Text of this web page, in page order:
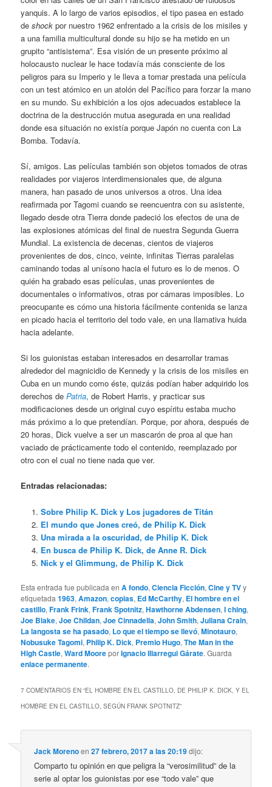
yanquis. A lo largo de varios episodios, el tipo pasea en estado
deshock por nuestro 1962 enfrentado a la crisis de los misiles y
a una familia multicultural donde su hijo se ha metido en un
grupito “antisistema”. Esa visión de un presente próximo al
holocausto nuclear le hace todavía más consciente de los
peligros para su Imperio y le lleva a tomar prestada una película
con un test atómico en un atolón del Pacífico para forzar la mano
en su mundo. Su exhibición a los ojos adecuados establece la
doctrina de la destrucción mutua asegurada en una realidad
donde esa situación no existía porque Japón no cuenta con La
Bomba. Todavía.
Sí, amigos. Las películas también son objetos tomados de otras
realidades por viajeros interdimensionales que, de alguna
manera, han pasado de unos universos a otros. Una idea
reafirmada por Tagomi cuando se reencuentra con su asistente,
llegado desde otra Tierra donde padeció los efectos de una de
las explosiones atómicas del final de nuestra Segunda Guerra
Mundial. La existencia de decenas, cientos de viajeros
provenientes de dos, cinco, veinte, infinitas Tierras paralelas
caminando todas al unísono hacia el futuro es lo de menos. O
quién ha grabado esas películas, unas provenientes de
documentales o informativos, otras por cámaras imposibles. Lo
preocupante es cómo una historia fácilmente contenida se lanza
en picado hacia el territorio del todo vale, en una llamativa huida
hacia adelante.
Si los guionistas estaban interesados en desarrollar tramas
alrededor del magnicidio de Kennedy y la crisis de los misiles en
Cuba en un mundo como éste, quizás podían haber adquirido los
derechos dePatria, de Robert Harris, y practicar sus
modificaciones desde un original cuyo espíritu estaba mucho
más próximo a lo que pretendían. Porque, por ahora, después de
20 horas, Dick vuelve a ser un mascarón de proa al que han
vaciado de prácticamente todo el contenido, reemplazado por
otro con el cual no tiene nada que ver.
Entradas relacionadas:
Sobre Philip K. Dick y Los jugadores de Titán
El mundo que Jones creó, de Philip K. Dick
Una mirada a la oscuridad, de Philip K. Dick
En busca de Philip K. Dick, de Anne R. Dick
Nick y el Glimmung, de Philip K. Dick
Esta entrada fue publicada enA fondo,Ciencia Ficción,Cine y TVy
etiquetada1963,Amazon,copias, Ed McCarthy, El hombre en el
castillo,Frank Frink,Frank Spotnitz,Hawthorne Abdensen,I ching,
Joe Blake,Joe Childan,Joe Cinnadella,John Smith,Juliana Crain,
La langosta se ha pasado, Lo que el tiempo se llevó,Minotauro,
Nobusuke Tagomi, Philip K. Dick, Premio Hugo,The Man in the
High Castle,Ward MooreporIgnacio Illarregui Gárate. Guarda
enlace permanente.
7 COMENTARIOS EN “EL HOMBRE EN EL CASTILLO, DE PHILIP K. DICK, Y EL
HOMBRE EN EL CASTILLO, SEGÚN FRANK SPOTNITZ”
Jack Morenoen27 febrero, 2017 a las 20:19dijo:
Comparto tu opinión en que peligra la “verosimilitud” de la
serie al optar los guionistas por ese “todo vale” que